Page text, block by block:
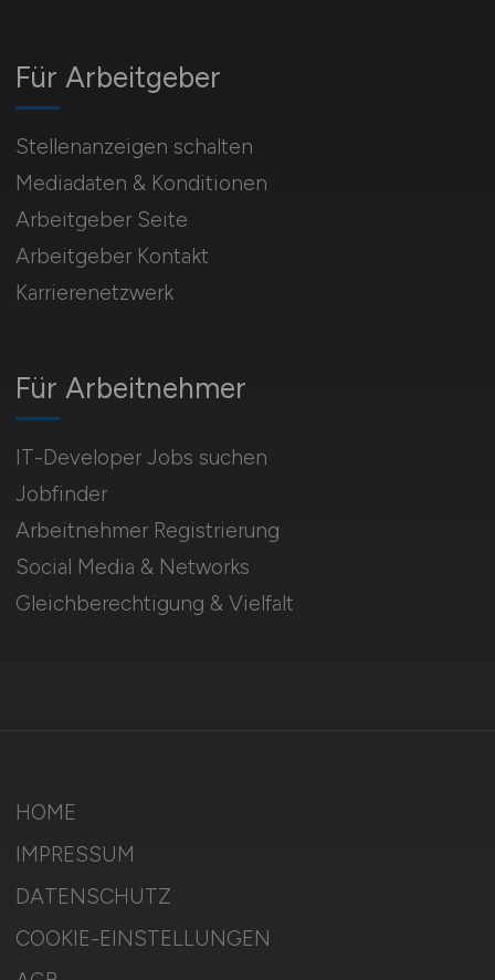
Für Arbeitnehmer
IT-Developer Jobs suchen
Jobfinder
Arbeitnehmer Registrierung
Social Media & Networks
Gleichberechtigung & Vielfalt
Für Arbeitgeber
Stellenanzeigen schalten
Mediadaten & Konditionen
Arbeitgeber Seite
Arbeitgeber Kontakt
Karrierenetzwerk
HOME
IMPRESSUM
DATENSCHUTZ
COOKIE-EINSTELLUNGEN